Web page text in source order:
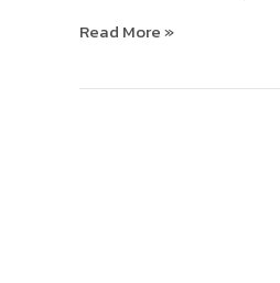
Read More »